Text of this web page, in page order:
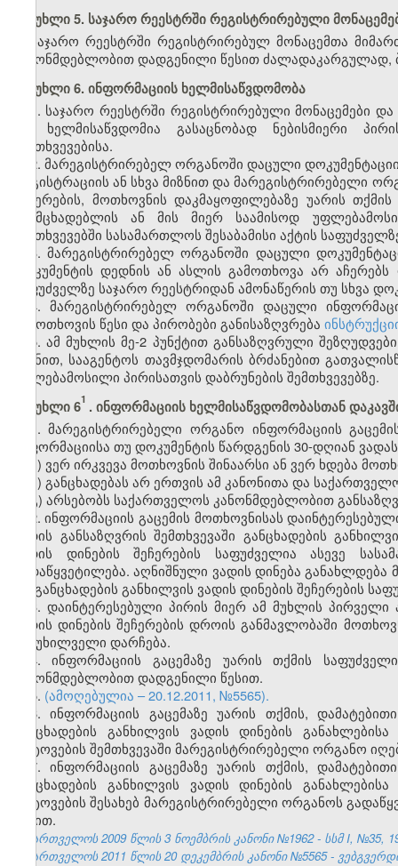
მუხლი 5. საჯარო რეესტრში რეგისტრირებული
საჯარო რეესტრში რეგისტრირებულ მონაცემთა
კანონმდებლობით დადგენილი წესით
მუხლი 6. ინფორმაციის ხელმისაწვდომობა
1. საჯარო რეესტრში რეგისტრირებული მონაცემები
და ხელმისაწვდომია გასაცნობად ნებისმიერი
შემთხვევებისა.
2. მარეგისტრირებელ ორგანოში დაცული
რეგისტრაციის ან სხვა მიზნით და მარეგისტრირებელი
შეჩერების, მოთხოვნის დაკმაყოფილებაზე უარის
განმცხადებლის ან მის მიერ საამისოდ
შემთხვევებში სასამართლოს შესაბამისი აქტის
3. მარეგისტრირებელ ორგანოში დაცული
დოკუმენტის დედნის ან ასლის გამოთხოვა არ
საფუძველზე საჯარო რეესტრიდან ამონაწერის თუ სხვა
4. მარეგისტრირებელ ორგანოში დაცული
გამოთხოვის წესი და პირობები განისაზღვრება
5. ამ მუხლის მე-2 პუნქტით განსაზღვრული
მიზნით, სააგენტოს თავმჯდომარის ბრძანებით
უფლებამოსილი პირისათვის დაბრუნების შემთხვევებზე.
მუხლი 61 . ინფორმაციის ხელმისაწვდომობასთან
1. მარეგისტრირებელი ორგანო ინფორმაციის
ინფორმაციისა თუ დოკუმენტის წარდგენის 30-დღიან
ა) ვერ ირკვევა მოთხოვნის შინაარსი ან ვერ ხდება
ბ) განცხადებას არ ერთვის ამ კანონითა და
გ) არსებობს საქართველოს კანონმდებლობით
2. ინფორმაციის გაცემის მოთხოვნისას
ვადის განსაზღვრის შემთხვევაში განცხადების
ვადის დინების შეჩერების საფუძველია ასევე
გადაწყვეტილება. აღნიშნული ვადის დინება
და განცხადების განხილვის ვადის დინების შეჩერების
3. დაინტერესებული პირის მიერ ამ მუხლის
ვადის დინების შეჩერების დროის განმავლობაში
განუხილველი დარჩება.
4. ინფორმაციის გაცემაზე უარის თქმის
კანონმდებლობით დადგენილი წესით.
5. (ამოღებულია – 20.12.2011, №5565).
6. ინფორმაციის გაცემაზე უარის თქმის,
განცხადების განხილვის ვადის დინების
დატოვების შემთხვევაში მარეგისტრირებელი ორგანო
7. ინფორმაციის გაცემაზე უარის თქმის,
განცხადების განხილვის ვადის დინების
დატოვების შესახებ მარეგისტრირებელი ორგანოს
წესით.
საქართველოს 2009 წლის 3 ნოემბრის კანონი №1962 - სსმ I, №35,
საქართველოს 2011 წლის 20 დეკემბრის კანონი №5565 -